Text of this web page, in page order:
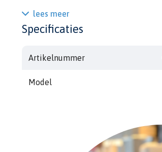
lees meer
Specificaties
Artikelnummer
Model